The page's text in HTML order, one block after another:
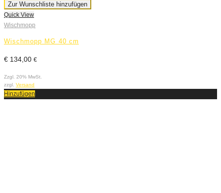
Zur Wunschliste hinzufügen
Quick View
Wischmopp
Wischmopp MG 40 cm
€ 134,00 €
Zzgl. 20% MwSt.
zzgl. Versand
Hinzufügen